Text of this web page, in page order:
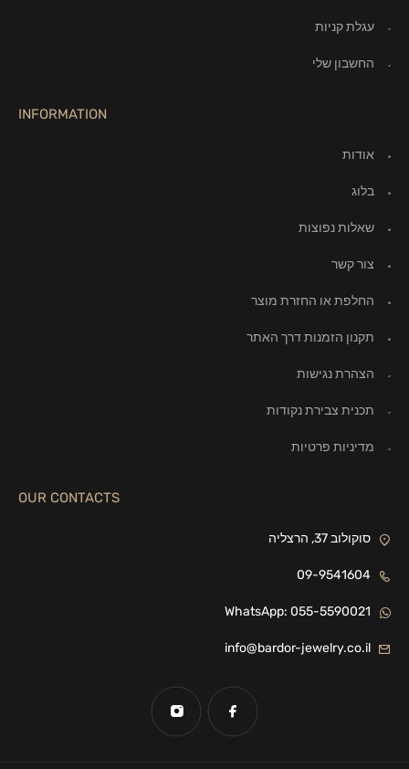
עגלת קניות
החשבון שלי
INFORMATION
אודות
בלוג
שאלות נפוצות
צור קשר
החלפת או החזרת מוצר
תקנון הזמנות דרך האתר
הצהרת נגישות
תכנית צבירת נקודות
מדיניות פרטיות
OUR CONTACTS
סוקולוב 37, הרצליה
09-9541604
WhatsApp: 055-5590021
info@bardor-jewelry.co.il